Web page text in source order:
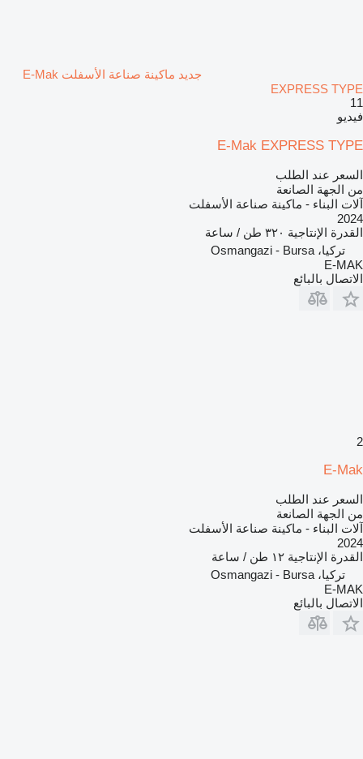
جديد ماكينة صناعة الأسفلت E-Mak
EXPRESS TYPE
11
فيديو
E-Mak EXPRESS TYPE
السعر عند الطلب
من الجهة الصانعة
آلات البناء - ماكينة صناعة الأسفلت
2024
القدرة الإنتاجية ٣٢٠ طن / ساعة
تركيا، Osmangazi - Bursa
E-MAK
الاتصال بالبائع
2
E-Mak
السعر عند الطلب
من الجهة الصانعة
آلات البناء - ماكينة صناعة الأسفلت
2024
القدرة الإنتاجية ١٢ طن / ساعة
تركيا، Osmangazi - Bursa
E-MAK
الاتصال بالبائع